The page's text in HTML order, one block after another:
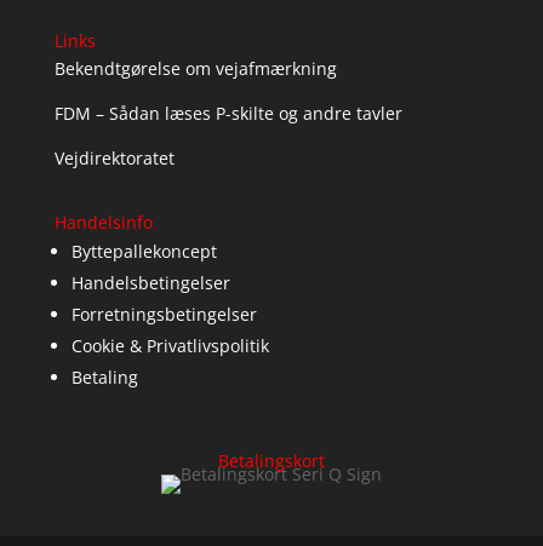
Links
Bekendtgørelse om vejafmærkning
FDM – Sådan læses P-skilte og andre tavler
Vejdirektoratet
Handelsinfo
Byttepallekoncept
Handelsbetingelser
Forretningsbetingelser
Cookie & Privatlivspolitik
Betaling
Betalingskort